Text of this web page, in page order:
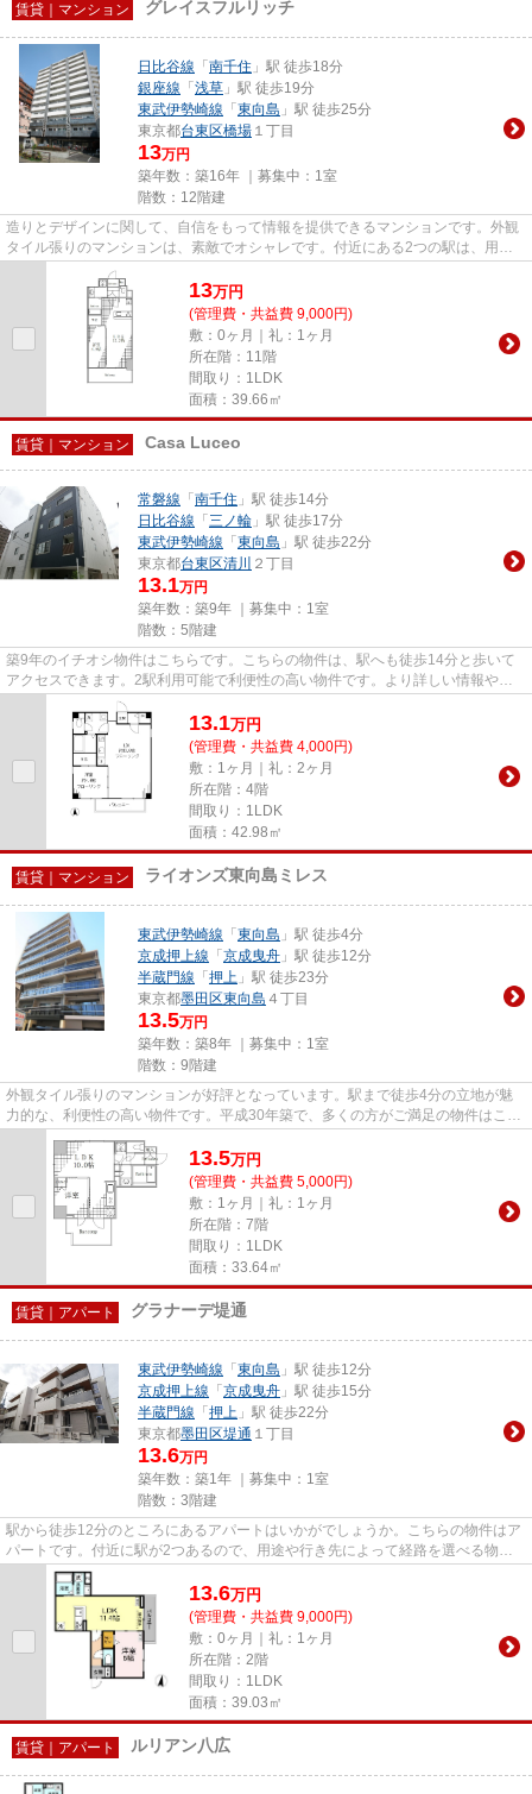
賃貸｜マンション グレイスフルリッチ
日比谷線 「 南千住 」駅 徒歩18分
銀座線 「 浅草 」駅 徒歩19分
東武伊勢崎線 「 東向島 」駅 徒歩25分
東京都台東区橋場 １丁目
13万円
築年数：築16年 ｜募集中： 1室
階数：12階建
造りとデザインに関して、自信をもって情報を提供できるマンションです。外観
タイル張りのマンションは、素敵でオシャレです。付近にある2つの駅は、用途
や行き先に応じて使い分けるこ...
13万円
(管理費・共益費 9,000円)
敷：0ヶ月｜礼：1ヶ月
所在階：11階
間取り：1LDK
面積：39.66㎡
賃貸｜マンション Casa Luceo
常磐線 「 南千住 」駅 徒歩14分
日比谷線 「 三ノ輪 」駅 徒歩17分
東武伊勢崎線 「 東向島 」駅 徒歩22分
東京都台東区清川 ２丁目
13.1万円
築年数：築9年 ｜募集中： 1室
階数：5階建
築9年のイチオシ物件はこちらです。こちらの物件は、駅へも徒歩14分と歩いて
アクセスできます。2駅利用可能で利便性の高い物件です。より詳しい情報や内
見のご予約はトラスト・レジデ...
13.1万円
(管理費・共益費 4,000円)
敷：1ヶ月｜礼：2ヶ月
所在階：4階
間取り：1LDK
面積：42.98㎡
賃貸｜マンション ライオンズ東向島ミレス
東武伊勢崎線 「 東向島 」駅 徒歩4分
京成押上線 「 京成曳舟 」駅 徒歩12分
半蔵門線 「 押上 」駅 徒歩23分
東京都墨田区東向島 ４丁目
13.5万円
築年数：築8年 ｜募集中： 1室
階数：9階建
外観タイル張りのマンションが好評となっています。駅まで徒歩4分の立地が魅
力的な、利便性の高い物件です。平成30年築で、多くの方がご満足の物件はこち
13.5万円
(管理費・共益費 5,000円)
敷：1ヶ月｜礼：1ヶ月
所在階：7階
間取り：1LDK
面積：33.64㎡
賃貸｜アパート グラナーデ堤通
東武伊勢崎線 「 東向島 」駅 徒歩12分
京成押上線 「 京成曳舟 」駅 徒歩15分
半蔵門線 「 押上 」駅 徒歩22分
東京都墨田区堤通 １丁目
13.6万円
築年数：築1年 ｜募集中： 1室
階数：3階建
駅から徒歩12分のところにあるアパートはいかがでしょうか。こちらの物件はア
パートです。付近に駅が2つあるので、用途や行き先によって経路を選べる物件
です。敷地内ごみ置き場がある...
13.6万円
(管理費・共益費 9,000円)
敷：0ヶ月｜礼：1ヶ月
所在階：2階
間取り：1LDK
面積：39.03㎡
賃貸｜アパート ルリアン八広